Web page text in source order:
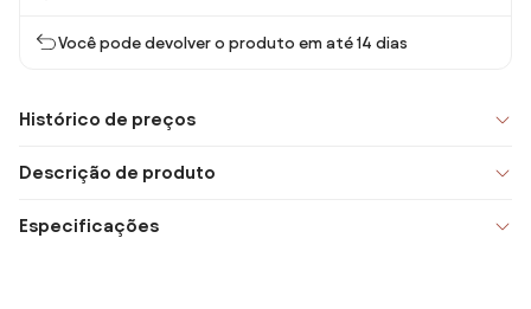
Você pode devolver o produto em até 14 dias
Histórico de preços
Descrição de produto
Especificações